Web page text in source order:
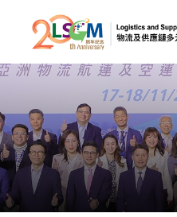
跳到内容（按
A